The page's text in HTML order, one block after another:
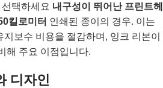
택하세요 내구성이 뛰어난 프린트헤
킬로미터 인쇄된 종이의 경우. 이는
보수 비용을 절감하며, 잉크 리본이
해 주요 이점입니다.
디자인